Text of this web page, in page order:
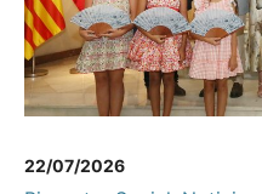
22/07/2026